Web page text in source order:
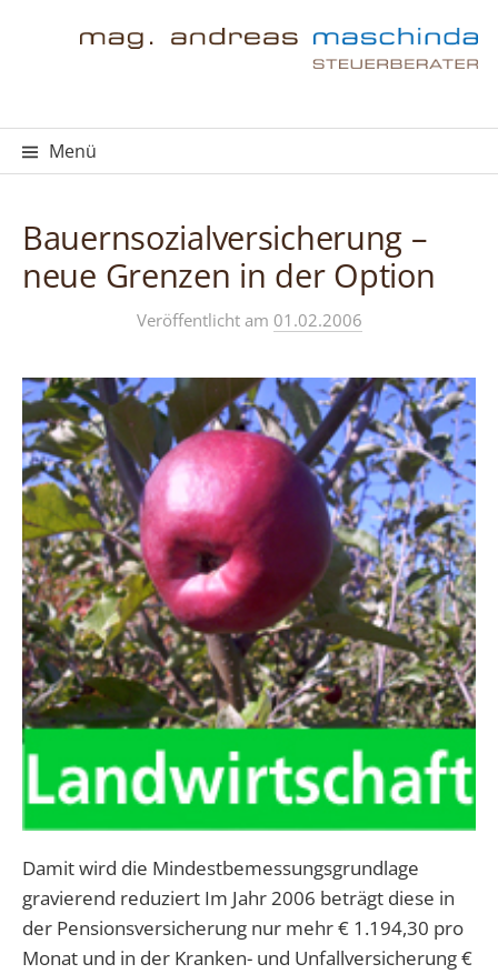
Menü
Bauernsozialversicherung –
neue Grenzen in der Option
Veröffentlicht am 01.02.2006
Damit wird die Mindestbemessungsgrundlage
gravierend reduziert Im Jahr 2006 beträgt diese in
der Pensionsversicherung nur mehr € 1.194,30 pro
Monat und in der Kranken- und Unfallversicherung €